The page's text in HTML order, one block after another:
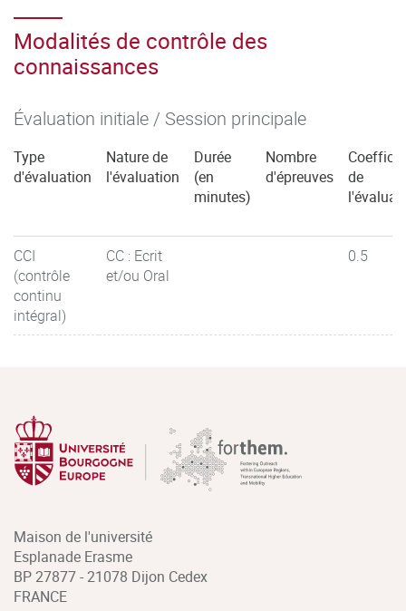
Modalités de contrôle des
connaissances
Évaluation initiale / Session principale
Type
d'évaluation
Nature de
l'évaluation
Durée
(en
minutes)
Nombre
d'épreuves
de
CCI
(contrôle
continu
intégral)
CC : Ecrit
et/ou Oral
0.5
Maison de l'université
Esplanade Erasme
BP 27877 - 21078 Dijon Cedex
FRANCE